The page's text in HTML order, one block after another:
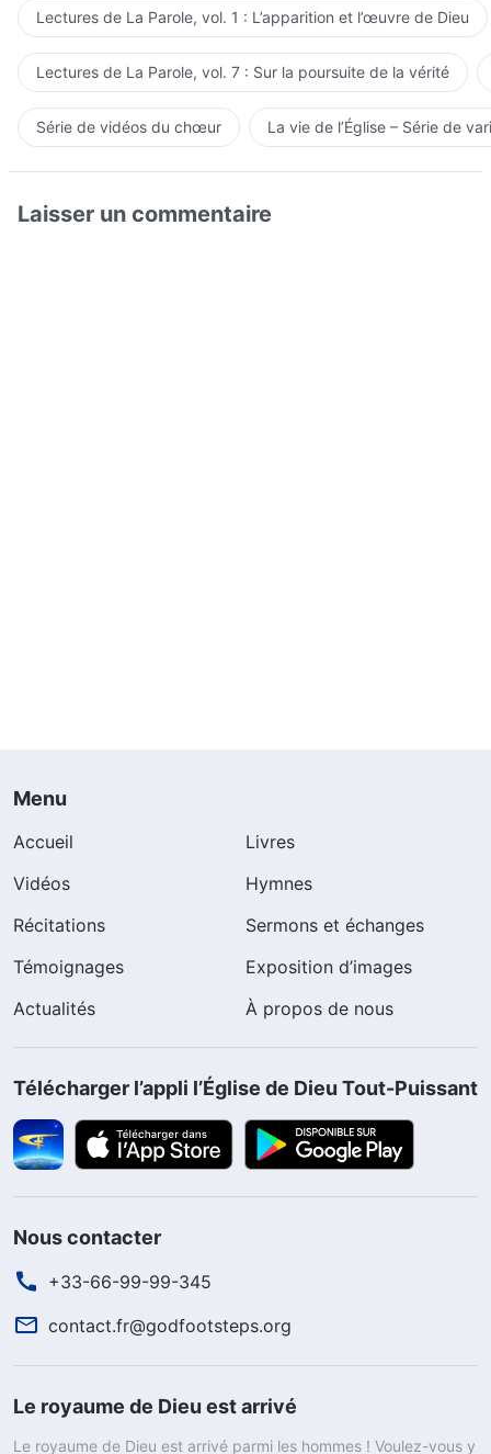
Lectures de La Parole, vol. 1 : L’apparition et l’œuvre de Dieu
Lectures de La Parole, vol. 7 : Sur la poursuite de la vérité
Série de vidéos du chœur La vie de l’Église – Série de
Laisser un commentaire
Menu
Accueil
Livres
Vidéos
Hymnes
Récitations
Sermons et échanges
Témoignages
Exposition d’images
Actualités
À propos de nous
Télécharger l’appli l’Église de Dieu Tout-Puissant
Nous contacter
+33-66-99-99-345
contact.fr@godfootsteps.org
Le royaume de Dieu est arrivé
Le royaume de Dieu est arrivé parmi les hommes ! Voulez-vous y